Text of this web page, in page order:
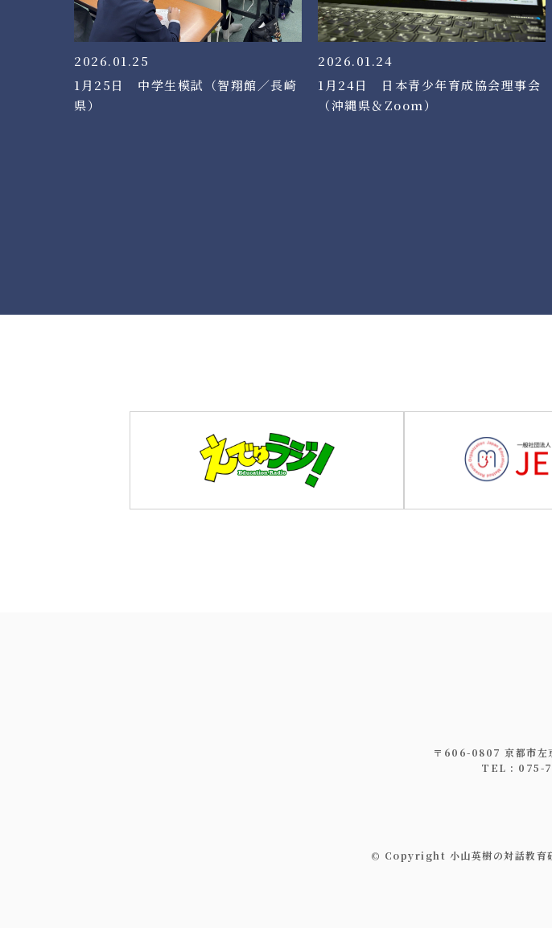
2026.01.25
1月25日 中学生模試（智翔館／長崎
県）
2026.01.24
1月24日 日本青少年育成協会理事会
（沖縄県＆Zoom）
〒606-0807 京都市左
TEL : 075-
© Copyright 小山英樹の対話教